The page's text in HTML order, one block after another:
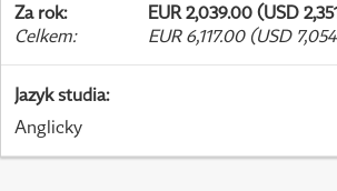
Za rok:
EUR 2,039.00 (USD
Celkem: EUR 6,117.00 (USD
Jazyk studia:
Anglicky